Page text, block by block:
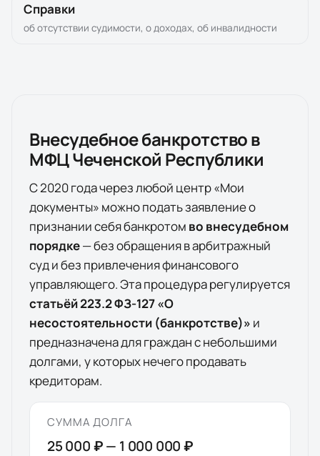
Справки
об отсутствии судимости, о доходах, об инвалидности
Внесудебное банкротство в
МФЦЧеченской Республики
С 2020 года через любой центр «Мои
документы» можно подать заявление о
признании себя банкротом во внесудебном
порядке— без обращения в арбитражный
суд и без привлечения финансового
управляющего. Эта процедура регулируется
статьёй 223.2 ФЗ-127 «О
несостоятельности (банкротстве)» и
предназначена для граждан с небольшими
долгами, у которых нечего продавать
кредиторам.
СУММА ДОЛГА
25 000 ₽— 1 000 000 ₽